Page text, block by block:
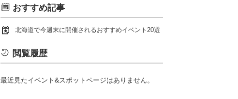
おすすめ記事
北海道で今週末に開催されるおすすめイベント20選
閲覧履歴
最近見たイベント&スポットページはありません。